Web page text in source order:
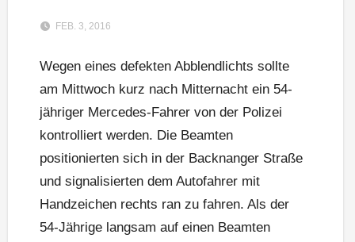
FEB. 3, 2016
Wegen eines defekten Abblendlichts sollte
am Mittwoch kurz nach Mitternacht ein 54-
jähriger Mercedes-Fahrer von der Polizei
kontrolliert werden. Die Beamten
positionierten sich in der Backnanger Straße
und signalisierten dem Autofahrer mit
Handzeichen rechts ran zu fahren. Als der
54-Jährige langsam auf einen Beamten